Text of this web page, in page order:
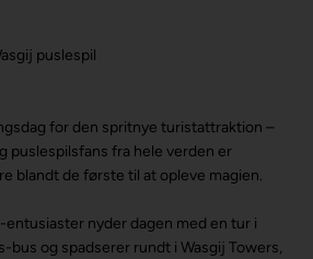
puslespil
for den spritnye turistattraktion –
puslespilsfans fra hele verden er
blandt de første til at opleve magien.
entusiaster nyder dagen med en tur i
bus og spadserer rundt i Wasgij Towers,